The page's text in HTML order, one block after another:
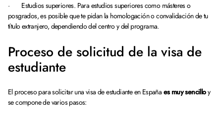
· Estudios superiores. Para estudios superiores como másteres o
posgrados, es posible que te pidan la homologación o convalidación de tu
título extranjero, dependiendo del centro y del programa.
Proceso de solicitud de la visa de
estudiante
El proceso para solicitar una visa de estudiante en España es muy sencilloy
se compone de varios pasos: